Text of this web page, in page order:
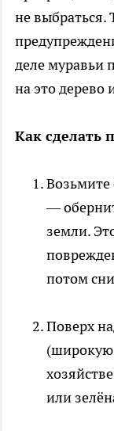
не выбраться.
деле муравьи
на это дерево
Как сделать
Возьмите
—
земли.
потом
Поверх
или